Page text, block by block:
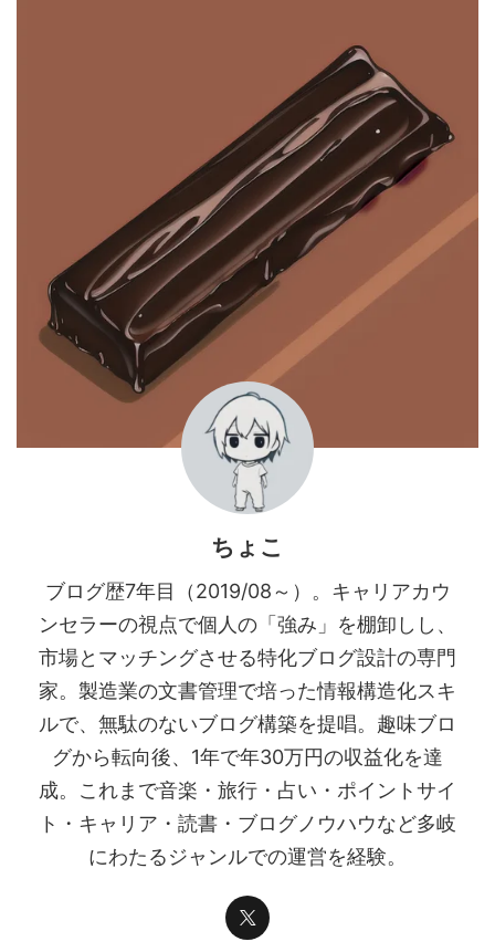
ちょこ
ブログ歴7年目（2019/08～）。キャリアカウ
ンセラーの視点で個人の「強み」を棚卸しし、
市場とマッチングさせる特化ブログ設計の専門
家。製造業の文書管理で培った情報構造化スキ
ルで、無駄のないブログ構築を提唱。趣味ブロ
グから転向後、1年で年30万円の収益化を達
成。これまで音楽・旅行・占い・ポイントサイ
ト・キャリア・読書・ブログノウハウなど多岐
にわたるジャンルでの運営を経験。